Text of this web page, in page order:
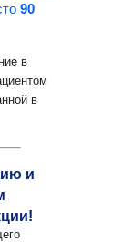
90
в
в
и